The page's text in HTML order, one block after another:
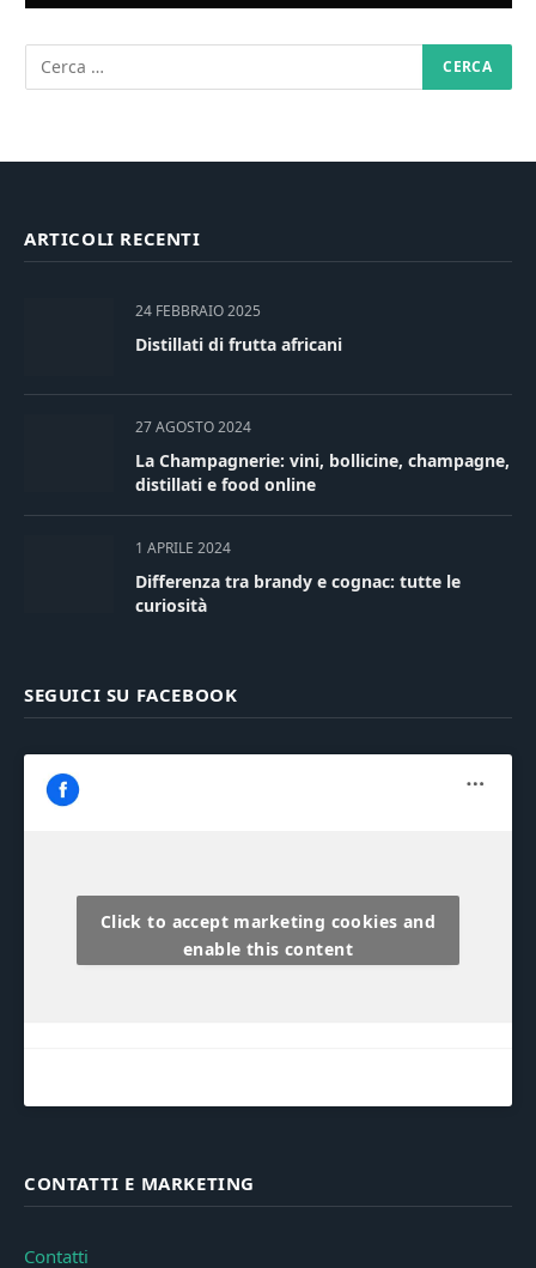
ARTICOLI RECENTI
24 FEBBRAIO 2025
Distillati di frutta africani
27 AGOSTO 2024
La Champagnerie: vini, bollicine, champagne,
distillati e food online
1 APRILE 2024
Differenza tra brandy e cognac: tutte le
curiosità
SEGUICI SU FACEBOOK
Click to accept marketing cookies and
enable this content
CONTATTI E MARKETING
Contatti